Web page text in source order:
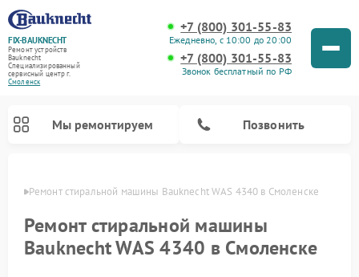
FIX-BAUKNECHT
Ремонт устройств
Bauknecht
Специализированный
cервисный центр г.
Смоленск
+7 (800) 301-55-83
Ежедневно, с 10:00 до 20:00
+7 (800) 301-55-83
Звонок бесплатный по РФ
Мы ремонтируем Позвонить
Ремонт стиральной машины Bauknecht WAS 4340 в Смоленске
Ремонт стиральной машины
Bauknecht WAS 4340 в Смоленске